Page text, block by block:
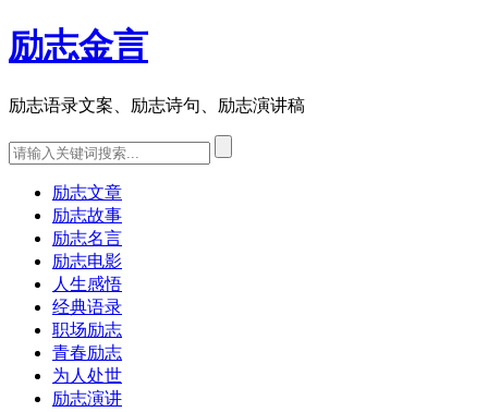
励志金言
励志语录文案、励志诗句、励志演讲稿
励志文章
励志故事
励志名言
励志电影
人生感悟
经典语录
职场励志
青春励志
为人处世
励志演讲